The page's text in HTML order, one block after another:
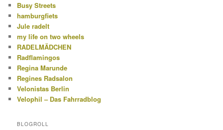
Busy Streets
hamburgfiets
Jule radelt
my life on two wheels
RADELMÄDCHEN
Radflamingos
Regina Marunde
Regines Radsalon
Velonistas Berlin
Velophil – Das Fahrradblog
BLOGROLL